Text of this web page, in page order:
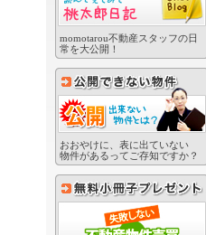
momotarou不動産スタッフの日
常を大公開！
おおやけに、表に出ていない
物件があるってご存知ですか？